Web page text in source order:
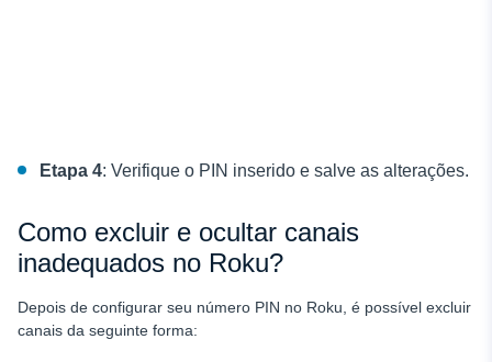
Etapa 4: Verifique o PIN inserido e salve as alterações.
Como excluir e ocultar canais
inadequados no Roku?
Depois de configurar seu número PIN no Roku, é possível excluir
canais da seguinte forma: